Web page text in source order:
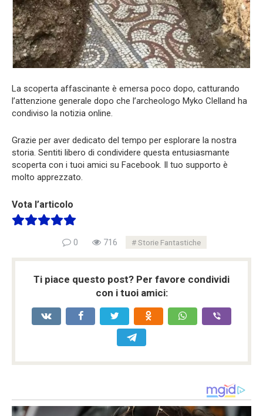
La scoperta affascinante è emersa poco dopo, catturando
l’attenzione generale dopo che l’archeologo Myko Clelland ha
condiviso la notizia online.
Grazie per aver dedicato del tempo per esplorare la nostra
storia. Sentiti libero di condividere questa entusiasmante
scoperta con i tuoi amici su Facebook. Il tuo supporto è
molto apprezzato.
Vota l’articolo
0 716 Storie Fantastiche
Ti piace questo post? Per favore condividi
con i tuoi amici: